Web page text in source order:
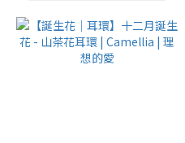
紅
色
(3)